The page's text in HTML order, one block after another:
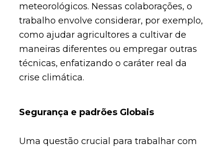
meteorológicos. Nessas colaborações, o
trabalho envolve considerar, por exemplo,
como ajudar agricultores a cultivar de
maneiras diferentes ou empregar outras
técnicas, enfatizando o caráter real da
crise climática.
Segurança e padrões Globais
Uma questão crucial para trabalhar com